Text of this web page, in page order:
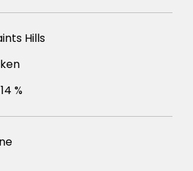
Hills
%